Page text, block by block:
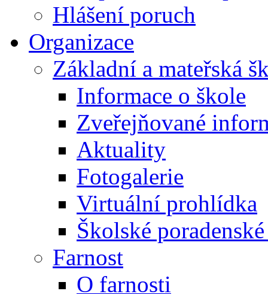
Hlášení poruch
Organizace
Základní a mateřská
Informace o škole
Zveřejňované
Aktuality
Fotogalerie
Virtuální prohlídka
Školské
Farnost
O farnosti